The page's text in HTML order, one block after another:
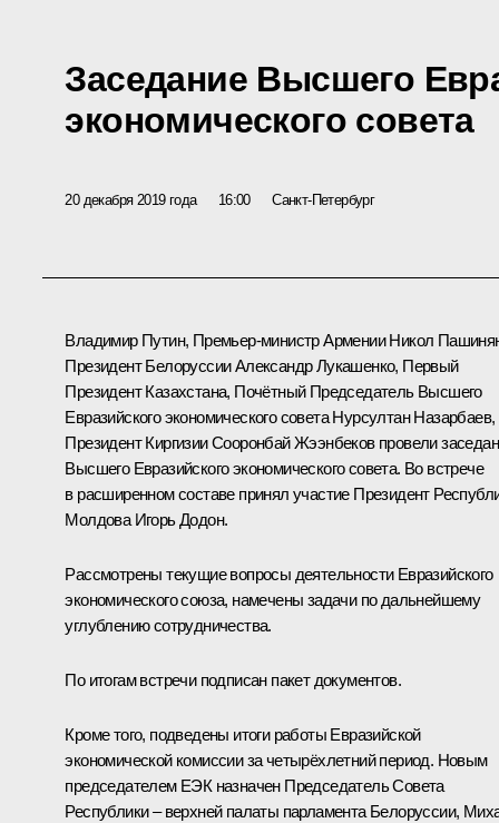
Заседание Высшего
экономического совета
20 декабря 2019 года 16:00 Санкт-Петербург
Владимир Путин, Премьер-министр Армении Никол
Президент Белоруссии Александр Лукашенко, Первый
Президент Казахстана, Почётный Председатель Высшего
Евразийского экономического совета Нурсултан Назарбаев,
Президент Киргизии Сооронбай Жээнбеков провели
Высшего Евразийского экономического совета. Во встрече
в расширенном составе принял участие Президент
Молдова Игорь Додон.
Рассмотрены текущие вопросы деятельности Евразийского
экономического союза, намечены задачи по дальнейшему
углублению сотрудничества.
По итогам встречи подписан пакет документов.
Кроме того, подведены итоги работы Евразийской
экономической комиссии за четырёхлетний период. Новым
председателем ЕЭК назначен Председатель Совета
Республики – верхней палаты парламента Белоруссии,